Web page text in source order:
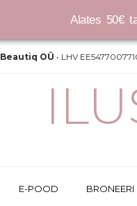
Beautiq OÜ • LHV
E-POOD
Alates 50€